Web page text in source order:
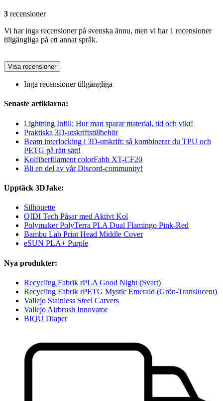
3 recensioner
Vi har inga recensioner på svenska ännu, men vi har 1 recensioner
tillgängliga på ett annat språk.
Visa recensioner
Inga recensioner tillgängliga
Senaste artiklarna:
Lightning Infill: Hur man sparar material, tid och vikt!
Praktiska 3D-utskriftstillbehör
Beam interlocking i 3D-utskrift: så kombinerar du TPU och
PETG på rätt sätt!
Kolfiberfilament colorFabb XT-CF20
Bli en del av vår Discord-community!
Upptäck 3DJake:
Silhouette
QIDI Tech Påsar med Aktivt Kol
Polymaker PolyTerra PLA Dual Flamingo Pink-Red
Bambu Lab Print Head Middle Cover
eSUN PLA+ Purple
Nya produkter:
Recycling Fabrik rPLA Good Night (Svart)
Recycling Fabrik rPETG Mystic Emerald (Grön-Translucent)
Vallejo Stainless Steel Carvers
Vallejo Airbrush Innovator
BIQU Diaper